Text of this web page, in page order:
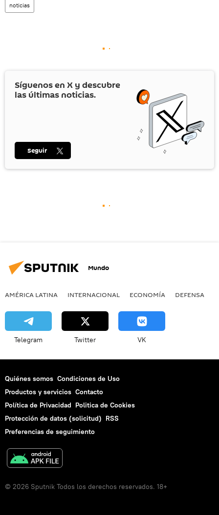
noticias
Síguenos en X y descubre
las últimas noticias.
Seguir
Mundo
AMÉRICA LATINA INTERNACIONAL ECONOMÍA DEFENSA
Telegram Twitter VK
Quiénes somos Condiciones de Uso
Productos y servicios Contacto
Política de Privacidad Politica de Cookies
Protección de datos (solicitud) RSS
Preferencias de seguimiento
© 2026 Sputnik Todos los derechos reservados. 18+